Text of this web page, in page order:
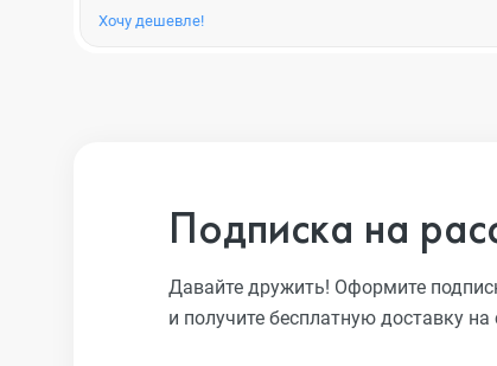
Хочу дешевле!
Подписка на
Давайте дружить! Оформите
и получите бесплатную доставку